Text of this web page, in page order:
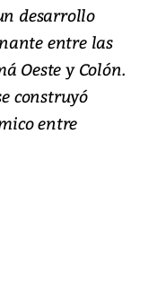
desarrollo
entre las
Oeste y Colón.
construyó
entre